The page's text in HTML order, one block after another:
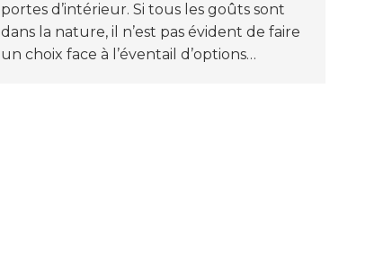
portes d’intérieur. Si tous les goûts sont
dans la nature, il n’est pas évident de faire
un choix face à l’éventail d’options…